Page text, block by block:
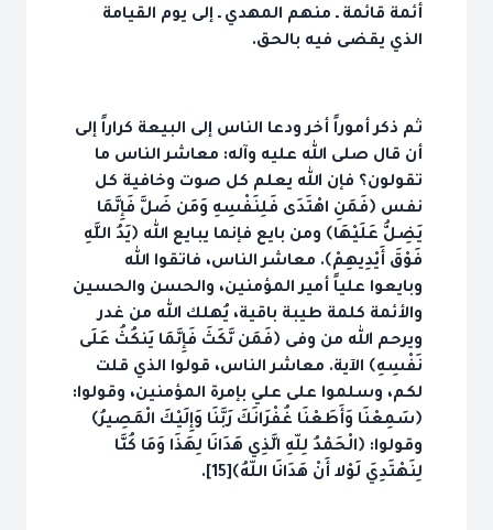
أئمة قائمة ـ منهم المهدي ـ إلى يوم القيامة
الذي يقضى فيه بالحق.
ثم ذكر أموراً أخر ودعا الناس إلى البيعة كراراً إلى
أن قال صلى الله عليه وآله: معاشر الناس ما
تقولون؟ فإن الله يعلم كل صوت وخافية كل
نفس ﴿فَمَنِ اهْتَدَى فَلِنَفْسِهِ وَمَن ضَلَّ فَإِنَّمَا
يَضِلُّ عَلَيْهَا﴾ ومن بايع فإنما يبايع الله ﴿يَدُ اللَّهِ
فَوْقَ أَيْدِيهِمْ﴾. معاشر الناس، فاتقوا الله
وبايعوا علياً أمير المؤمنين، والحسن والحسين
والأئمة كلمة طيبة باقية، يُهلك الله من غدر
ويرحم الله من وفى ﴿فَمَن نَّكَثَ فَإِنَّمَا يَنكُثُ عَلَى
نَفْسِهِ﴾ الآية. معاشر الناس، قولوا الذي قلت
لكم، وسلموا على علي بإمرة المؤمنين، وقولوا:
﴿سَمِعْنَا وَأَطَعْنَا غُفْرَانَكَ رَبَّنَا وَإِلَيْكَ الْمَصِيرُ﴾
وقولوا: ﴿الْحَمْدُ لِلّهِ الَّذِي هَدَانَا لِهَذَا وَمَا كُنَّا
لِنَهْتَدِيَ لَوْلا أَنْ هَدَانَا اللّهُ﴾[15].